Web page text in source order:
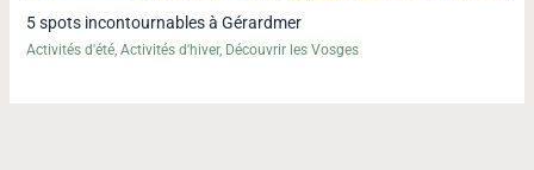
5 spots incontournables à Gérardmer
Activités d'été,Activités d'hiver, Découvrir les Vosges